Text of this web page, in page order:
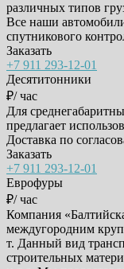
различных типов
Все наши
спутникового
Заказать
+7 911 293-12-01
Десятитонники
₽/ час
Для
предлагает
Доставка по
Заказать
+7 911 293-12-01
Еврофуры
₽/ час
Компания
междугородним
т. Данный вид
строительных